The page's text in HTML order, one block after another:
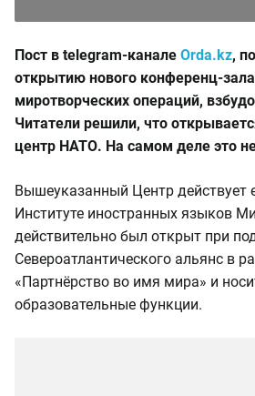
Пост в telegram-канале Orda.kz,
открытию нового конференц-
миротворческих операций,
Читатели решили, что
центр НАТО. На самом деле это
Вышеуказанный Центр действует
Институте иностранных языков
действительно был открыт при
Североатлантического альянс в
«Партнёрство во имя мира» и
образовательные функции.